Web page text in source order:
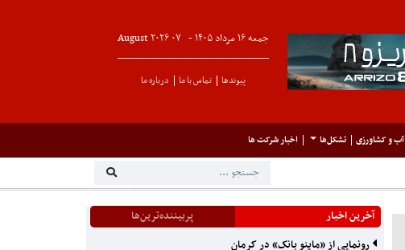
جمعه ۱۶ مرداد ۱۴۰۵ - ۰۷August۲۰۲۶
پیوندها تماس با ما درباره ما
آب و کشاورزی تشکل‌ها اخبار شرکت ها
آخرین اخبار
پربیننده‌ترین‌ها
رونمایی از «ماینو بانک» در کرمان